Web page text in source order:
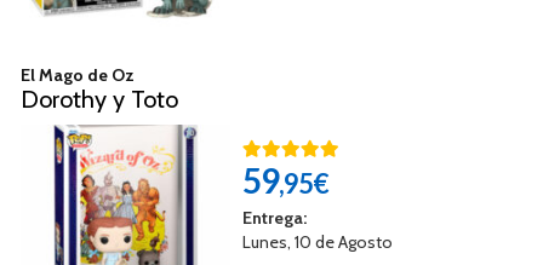
El Mago de Oz
Dorothy y Toto
59,95€
Entrega:
Lunes, 10 de Agosto